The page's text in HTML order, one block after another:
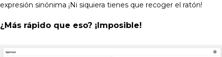
expresión sinónima ¡Ni siquiera tienes que recoger el ratón!
¿Más rápido que eso? ¡Imposible!